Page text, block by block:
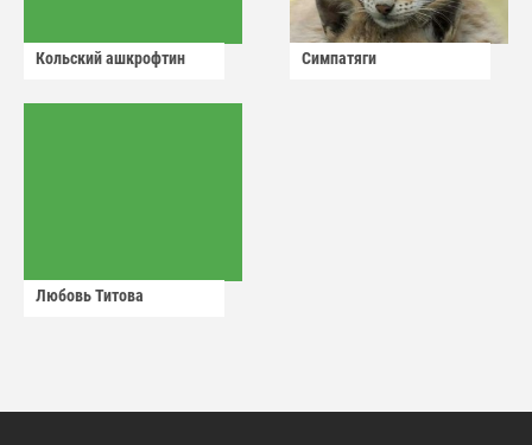
Кольский ашкрофтин Симпатяги
Любовь Титова